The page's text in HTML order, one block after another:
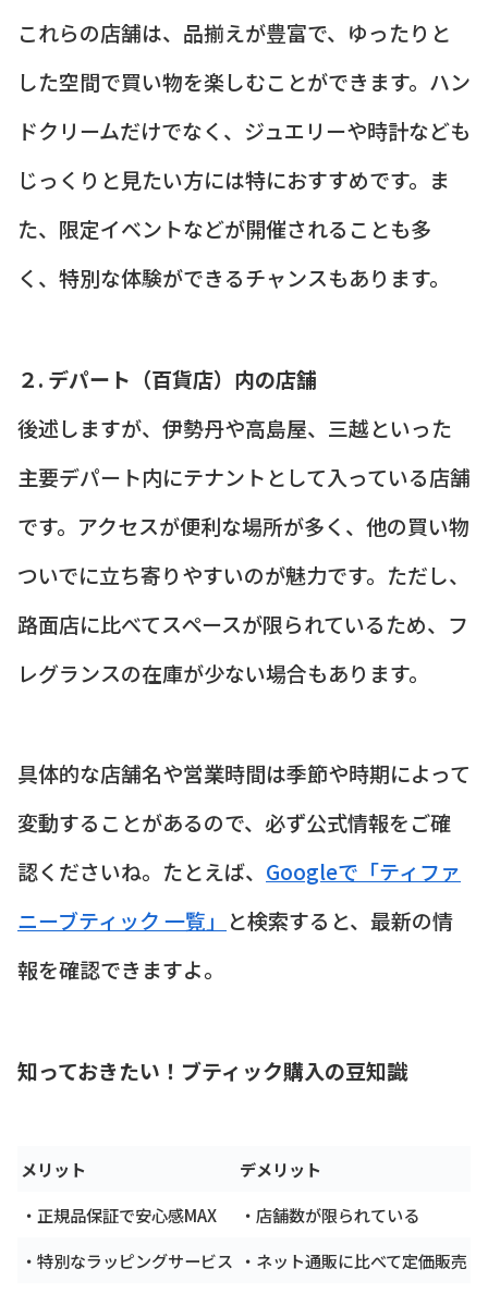
これらの店舗は、品揃えが豊富で、ゆったりと
した空間で買い物を楽しむことができます。ハン
ドクリームだけでなく、ジュエリーや時計なども
じっくりと見たい方には特におすすめです。ま
た、限定イベントなどが開催されることも多
く、特別な体験ができるチャンスもあります。
２. デパート（百貨店）内の店舗
後述しますが、伊勢丹や高島屋、三越といった
主要デパート内にテナントとして入っている店舗
です。アクセスが便利な場所が多く、他の買い物
ついでに立ち寄りやすいのが魅力です。ただし、
路面店に比べてスペースが限られているため、フ
レグランスの在庫が少ない場合もあります。
具体的な店舗名や営業時間は季節や時期によって
変動することがあるので、必ず公式情報をご確
認くださいね。たとえば、 Googleで「ティファ
ニーブティック 一覧」 と検索すると、最新の情
報を確認できますよ。
知っておきたい！ブティック購入の豆知識
メリット
デメリット
・正規品保証で安心感MAX
・店舗数が限られている
・特別なラッピングサービス ・ネット通販に比べて定価販売